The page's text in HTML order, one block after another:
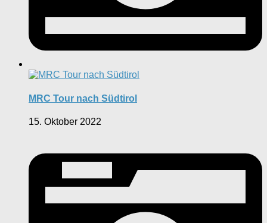
MRC Tour nach Südtirol
15. Oktober 2022